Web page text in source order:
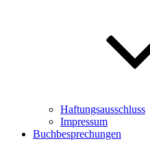
Haftungsausschluss
Impressum
Buchbesprechungen